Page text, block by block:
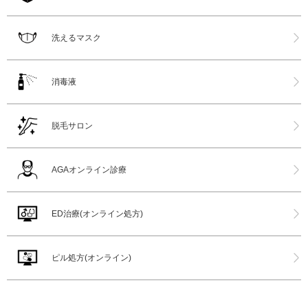
洗えるマスク
消毒液
脱毛サロン
AGAオンライン診療
ED治療(オンライン処方)
ピル処方(オンライン)